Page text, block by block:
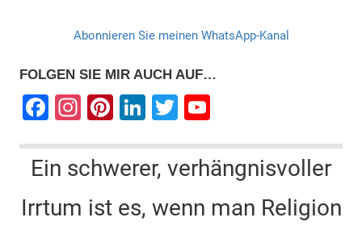
Abonnieren Sie meinen WhatsApp-Kanal
FOLGEN SIE MIR AUCH AUF…
F
c
e
b
In
a
gr
a
Pi
er
e
st
Li
k
e
dI
T
tt
er
u
T
u
Ein schwerer, verhängnisvoller
Irrtum ist es, wenn man Religion